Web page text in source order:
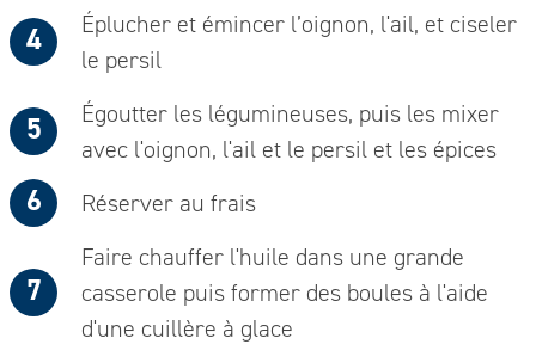
Éplucher et émincer l’oignon, l'ail, et ciseler
le persil
Égoutter les légumineuses, puis les mixer
avec l'oignon, l'ail et le persil et les épices
Réserver au frais
Faire chauffer l'huile dans une grande
casserole puis former des boules à l'aide
d'une cuillère à glace